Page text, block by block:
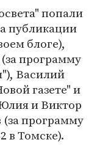
попали
публикации
блоге),
программу
Василий
газете" и
и Виктор
программу
в Томске).